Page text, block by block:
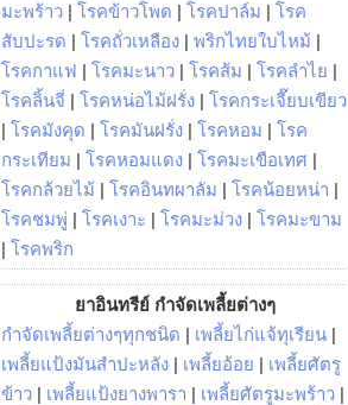
มะพร้าว | โรคข้าวโพด | โรคปาล์ม | โรค
สับปะรด | โรคถั่วเหลือง | พริกไทยใบไหม้ |
โรคกาแฟ | โรคมะนาว | โรคส้ม | โรคลำไย |
โรคลิ้นจี่ | โรคหน่อไม้ฝรั่ง | โรคกระเจี๊ยบเขียว
| โรคมังคุด | โรคมันฝรั่ง | โรคหอม | โรค
กระเทียม | โรคหอมแดง | โรคมะเขือเทศ |
โรคกล้วยไม้ | โรคอินทผาลัม | โรคน้อยหน่า |
โรคชมพู่ | โรคเงาะ | โรคมะม่วง | โรคมะขาม
| โรคพริก
ยาอินทรีย์ กำจัดเพลี้ยต่างๆ
กำจัดเพลี้ยต่างๆทุกชนิด | เพลี้ยไก่แจ้ทุเรียน |
เพลี้ยแป้งมันสำปะหลัง | เพลี้ยอ้อย | เพลี้ยศัตรู
ข้าว | เพลี้ยแป้งยางพารา | เพลี้ยศัตรูมะพร้าว |